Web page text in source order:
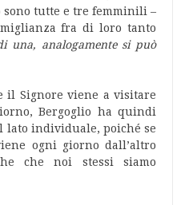
sono tutte e tre femminili –
fra di loro tanto
una, analogamente si può
il Signore viene a visitare
Bergoglio ha quindi
lato individuale, poiché se
ogni giorno dall’altro
che noi stessi siamo